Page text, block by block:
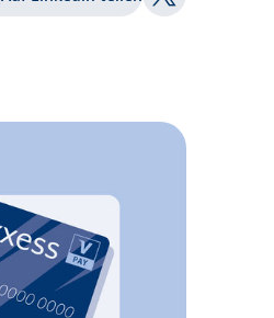
Auf Twitter